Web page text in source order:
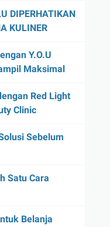
DIPERHATIKAN
KULINER
Y.O.U
Maksimal
Red Light
Clinic
Sebelum
Satu Cara
Belanja